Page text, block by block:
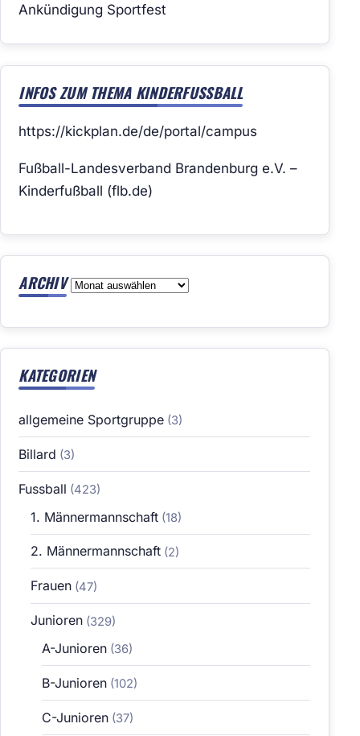
Ankündigung Sportfest
INFOS ZUM THEMA KINDERFUSSBALL
https://kickplan.de/de/portal/campus
Fußball-Landesverband Brandenburg e.V. –
Kinderfußball (flb.de)
ARCHIV Archiv
KATEGORIEN
allgemeine Sportgruppe (3)
Billard (3)
Fussball (423)
1. Männermannschaft(18)
2. Männermannschaft(2)
Frauen(47)
Junioren(329)
A-Junioren (36)
B-Junioren (102)
C-Junioren (37)